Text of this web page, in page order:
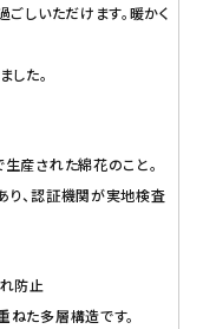
しいただけます。暖かく
した。
産された綿花のこと。
り、認証機関が実地検査
防止
た多層構造です。